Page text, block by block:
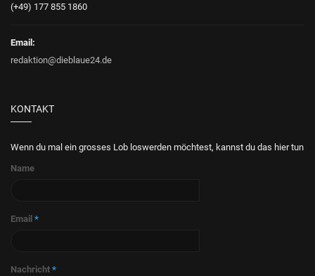
(+49) 177 855 1860
Email:
redaktion@dieblaue24.de
KONTAKT
Wenn du mal ein grosses Lob loswerden möchtest, kannst du das hier tun
Name
Email *
Nachricht *